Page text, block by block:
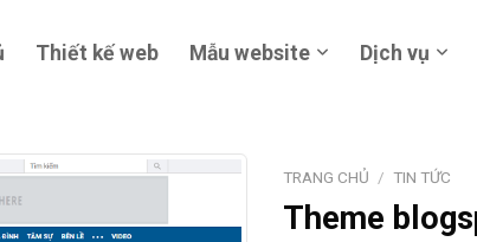
Thiết kế web Mẫu website Dịch vụ
TRANG CHỦ / TIN TỨC
Theme